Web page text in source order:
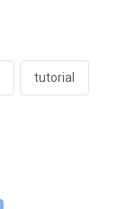
tutorial